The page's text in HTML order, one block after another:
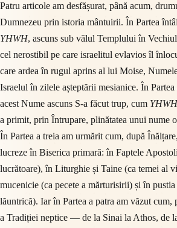
Patru articole am desfășurat, până acum,
Dumnezeu prin istoria mântuirii. În Partea
YHWH, ascuns sub vălul Templului în
cel nerostibil pe care israelitul evlavios îl
care ardea în rugul aprins al lui Moise,
Israelul în zilele așteptării mesianice. În
acest Nume ascuns S-a făcut trup, cum
a primit, prin Întrupare, plinătatea unui nume
În Partea a treia am urmărit cum, după
lucreze în Biserica primară: în Faptele
lucrătoare), în Liturghie și Taine (ca temei al
mucenicie (ca pecete a mărturisirii) și în
lăuntrică). Iar în Partea a patra am văzut cum,
a Tradiției neptice — de la Sinai la Athos, de